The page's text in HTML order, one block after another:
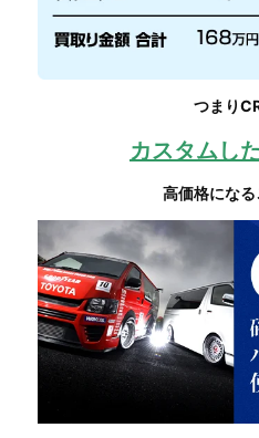
つまり
カスタムし
高価格になる